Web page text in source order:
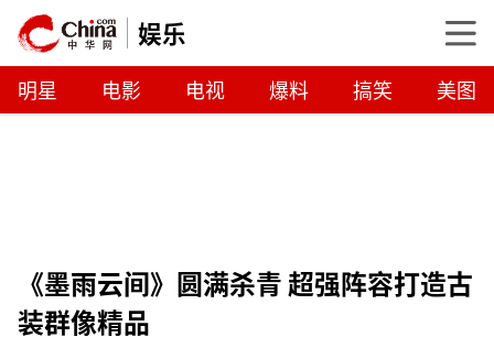
娱乐
明星 电影 电视 爆料 搞笑 美图
《墨雨云间》圆满杀青 超强阵容打造古
装群像精品